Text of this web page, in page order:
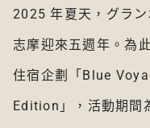
2025 年夏天，グラ
志摩迎來五週年。為
住宿企劃「Blue
Edition」，活動期間